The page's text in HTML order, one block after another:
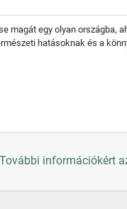
magát egy olyan
hatásoknak és a
További információkért